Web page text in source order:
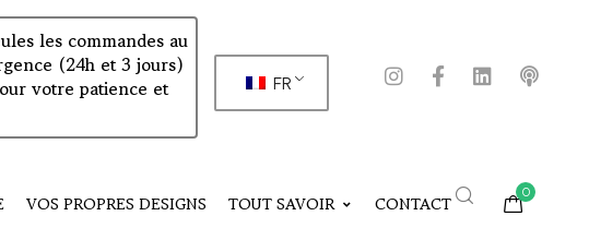
les commandes au
(24h et 3 jours)
votre patience et
FR
VOS PROPRES DESIGNS TOUT SAVOIR CONTACT
0